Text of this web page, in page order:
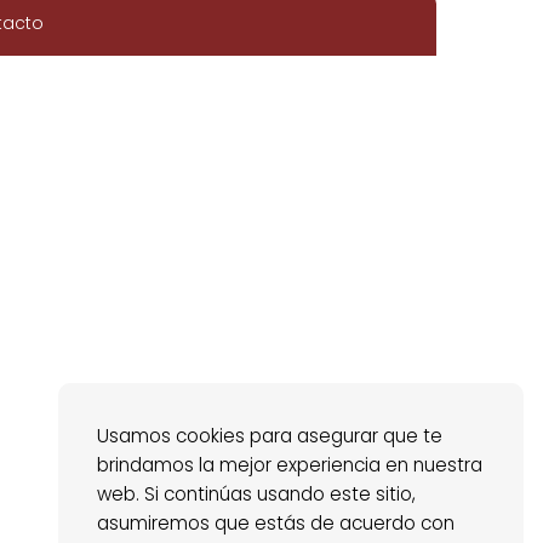
Usamos cookies para asegurar que te
brindamos la mejor experiencia en nuestra
web. Si continúas usando este sitio,
asumiremos que estás de acuerdo con